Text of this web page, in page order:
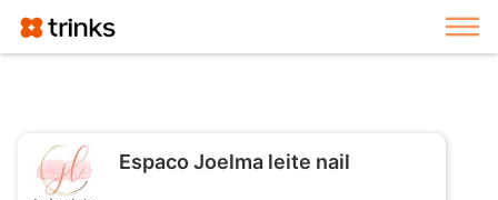
Espaco Joelma leite nail